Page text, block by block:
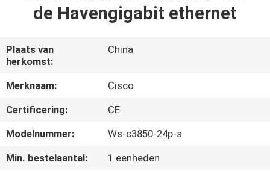
VIDEO'S
OVER
ONS
FABRIEKSTOCHT
KWALITEITSCONTROLE
de Havengigabit ethernet
Plaats van
herkomst:
China
Merknaam:
Cisco
Certificering:
CE
Modelnummer:
Ws-c3850-24p-s
Min. bestelaantal:
1 eenheden